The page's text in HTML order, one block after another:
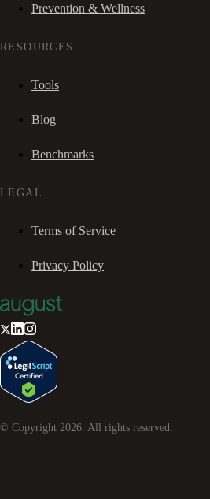
Prevention & Wellness
RESOURCES
Tools
Blog
Benchmarks
LEGAL
Terms of Service
Privacy Policy
© Copyright 2026 . All rights reserved.